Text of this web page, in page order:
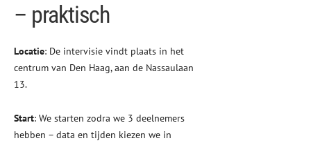
– praktisch
Locatie: De intervisie vindt plaats in het
centrum van Den Haag, aan de Nassaulaan
13.
Start: We starten zodra we 3 deelnemers
hebben – data en tijden kiezen we in